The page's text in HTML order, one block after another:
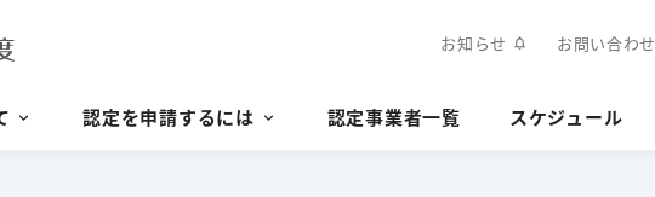
お知らせ notifications お問い合わせ
認定を申請するには 認定事業者一覧 スケジュール